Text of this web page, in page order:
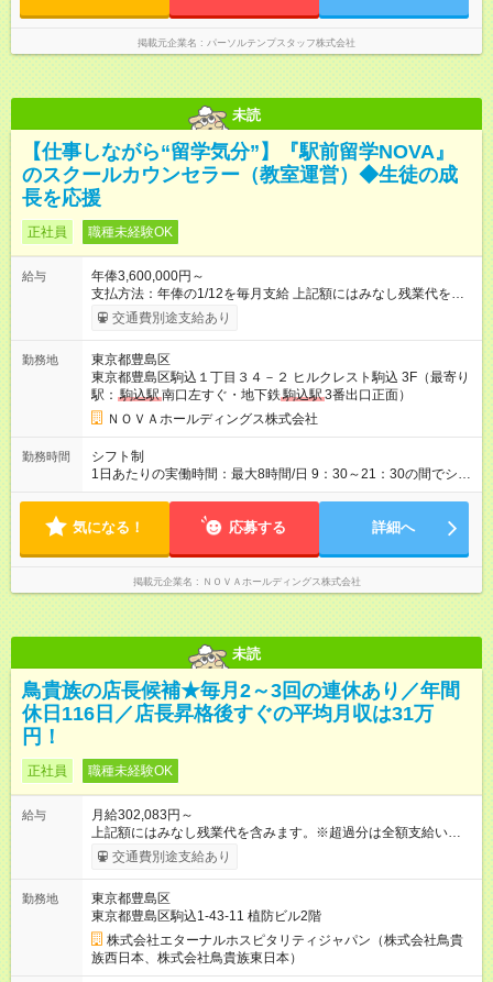
掲載元企業名 パーソルテンプスタッフ株式会社
未読
【仕事しながら“留学気分”】『駅前留学NOVA』
のスクールカウンセラー（教室運営）◆生徒の成
長を応援
正社員 職種未経験OK
給与
年俸3,600,000円～
支払方法：年俸の1/12を毎月支給 上記額にはみなし残業代を含
みます。※超過分は全額支給いたします。 みなし残業代 30,000
円／月 みなし残業時間 15時間／月 ★頑張りが収入に直結！イン
ど、成果に応じて年2回インセンティブを支給します。一般職の
社員が、半期で20～30万円のインセンティブを手にした実績
も。頑張りが目に見える形で収入に還元されるため、高いモチ
ベーションで仕事に取り組めます。 ★毎月チャンスあり！スピ
ーディな昇格。 ―――――――――――― 年1回の査定に加
え、毎月、現場の管理職が優秀な人材を役員に推薦する制度が
あります。実力が認められれば、年度の途中でも昇格。実際、
アアップするケースも珍しくありません。 【試用期間】試用期
間あり 試用期間の長さ：1ヶ月 ※ 雇用形態と給与に、本採用時
と異なる部分があります。 雇用形態：インターンシップ 給与：
時給 1,400円以上 ※月途中での入社の場合、その月の月末までは
インターンとして勤務になります。
交通費別途支給あり
勤務地
東京都豊島区
東京都豊島区駒込１丁目３４－２ ヒルクレスト駒込 3F（最寄り
駅： 駒込駅南口左すぐ・地下鉄 駒込駅3番出口正面）
ＮＯＶＡホールディングス株式会社
勤務時間
シフト制
1日あたりの実働時間：最大8時間/日 9：30～21：30の間でシフ
ト制 ［ シフト例 ］ ・平日⇒12：30-21：30 ・土日祝⇒10：00-
―――――――――――― 一校舎を一人で担当する場合も多い
て、明日に備えよう」など、調整しやすい環境です。
気になる！ 応募する 詳細へ
掲載元企業名 ＮＯＶＡホールディングス株式会社
未読
鳥貴族の店長候補★毎月2～3回の連休あり／年間
休日116日／店長昇格後すぐの平均月収は31万
円！
正社員 職種未経験OK
給与
月給302,083円～
上記額にはみなし残業代を含みます。※超過分は全額支給いたし
ます。 みなし残業代 51,845円 以上／月 みなし残業時間 30時間
／月 定額深夜手当（60時間、2万738円～）含む。 それぞれ
未経験スタートのメンバーも多いです。 ◎上司との距離が近
く、困ったことがあってもマネージャーにすぐ相談できます。
◎女性活躍中！女性管理職登用実績あり！ ◎月1回エリア会議あ
り。社長が直接、目標や方針を発表します。 ⇒各店舗の好事例
を知れるなど、刺激がたくさん 【試用期間】試用期間なし
交通費別途支給あり
勤務地
東京都豊島区
東京都豊島区駒込1-43-11 植防ビル2階
株式会社エターナルホスピタリティジャパン（株式会社鳥貴
族西日本、株式会社鳥貴族東日本）